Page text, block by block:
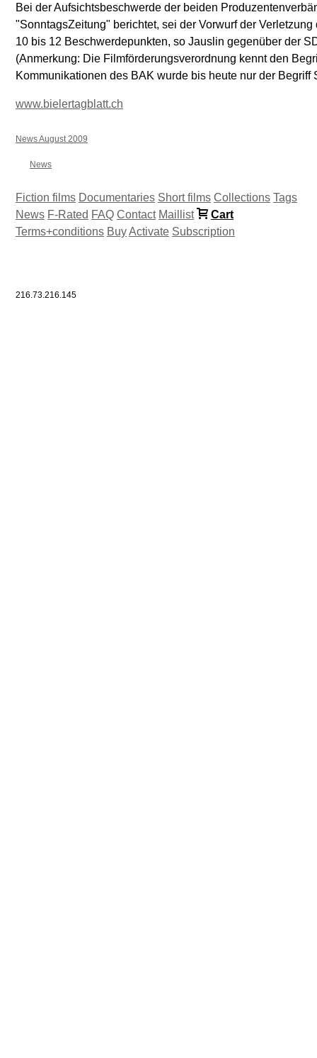
Bei der Aufsichtsbeschwerde der beiden
"SonntagsZeitung" berichtet, sei der Vorwurf der
10 bis 12 Beschwerdepunkten, so Jauslin gegenüber der
(Anmerkung: Die Filmförderungsverordnung kennt den
Kommunikationen des BAK wurde bis heute nur der Begriff
www.bielertagblatt.ch
News August 2009
News
Fiction films Documentaries Short films Collections Tags
News F-Rated FAQ Contact Maillist
Cart
Terms+conditions BuyActivate Subscription
216.73.216.145